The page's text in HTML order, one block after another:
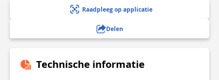
Raadpleeg op applicatie
Delen
Technische informatie